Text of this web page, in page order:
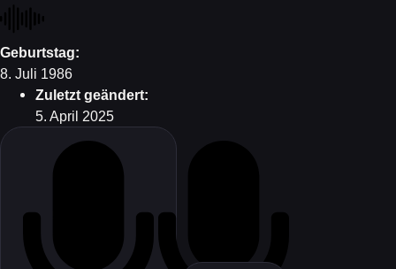
Geburtstag:
8. Juli 1986
Zuletzt geändert:
5. April 2025